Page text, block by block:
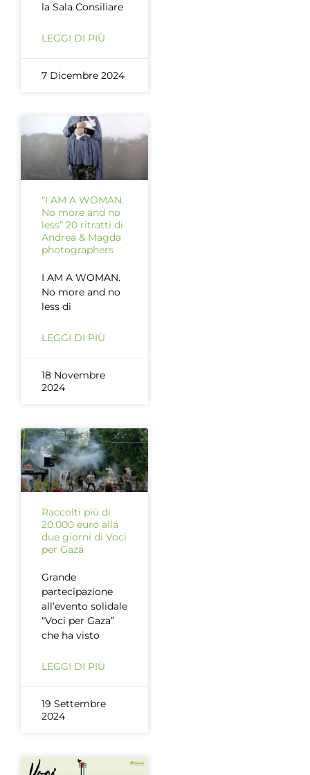
la Sala Consiliare
LEGGI DI PIÙ
7 Dicembre 2024
“I AM A WOMAN.
No more and no
less” 20 ritratti di
Andrea & Magda
photographers
I AM A WOMAN.
No more and no
less di
LEGGI DI PIÙ
18 Novembre
2024
Raccolti più di
20.000 euro alla
due giorni di Voci
per Gaza
Grande
partecipazione
all’evento solidale
“Voci per Gaza”
che ha visto
LEGGI DI PIÙ
19 Settembre
2024